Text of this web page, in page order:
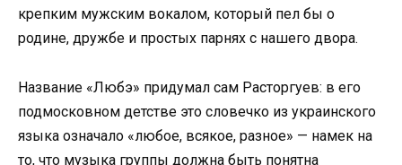
крепким мужским вокалом, который пел бы о
родине, дружбе и простых парнях с нашего двора.
Название «Любэ» придумал сам Расторгуев: в его
подмосковном детстве это словечко из украинского
языка означало «любое, всякое, разное» — намек на
то, что музыка группы должна быть понятна